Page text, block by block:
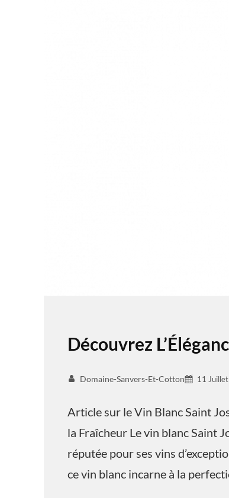
Découvrez
Domaine-Sanvers-Et-Cotton 11
Article sur le Vin Blanc Saint
la Fraîcheur Le vin blanc Saint
réputée pour ses vins
ce vin blanc incarne à la